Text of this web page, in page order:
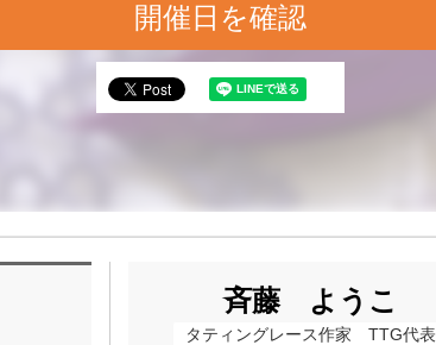
開催日を確認
斉藤 ようこ
タティングレース作家　TTG代表